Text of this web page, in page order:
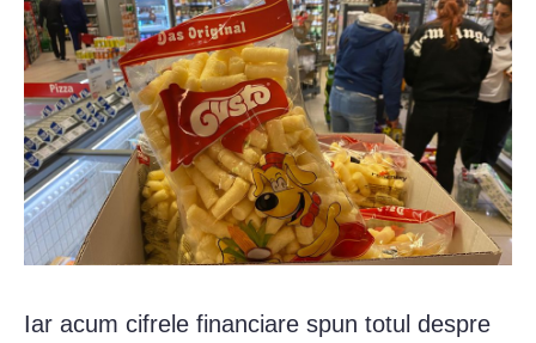
Iar acum cifrele financiare spun totul despre